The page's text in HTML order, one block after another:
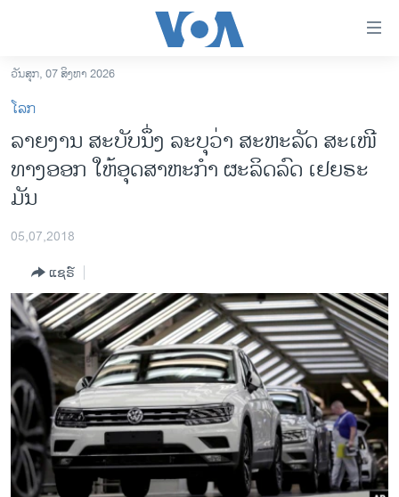
ເຂົ້າ
ຫາ
ຂ້າມ
ຂ້າມ
ໄປ
ຫາ
ຊອກ
ອາເມຣິກາ
ການເລືອກຕັ້ງ ປະທານາທີບໍດີ ສະຫະລັດ 2024
ອິດສະຫຼະພາບດ້ານການຂ່າວ
ຊີວິດຊາວລາວ
ຊຸມຊົນຊາວລາວ
ວິທະຍາສາດ-ເທັກໂນໂລຈີ
ທຸລະກິດ
ພາສາອັງກິດ
ວັນສຸກ, 07 ສິງຫາ 2026
ໂລກ
ລາຍງານ ສະບັບນຶ່ງ ລະບຸວ່າ ສະຫະລັດ ສະເໜີ
ທາງອອກ ໃຫ້ອຸດສາຫະກຳ​ ຜະລິດ​ລົດ ເຢຍຣະ
ມັນ
05,07,2018
ແຊຣ໌